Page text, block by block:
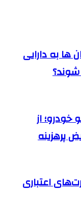
ها به دارایی
شوند؟
از
پرهزینه
اعتباری